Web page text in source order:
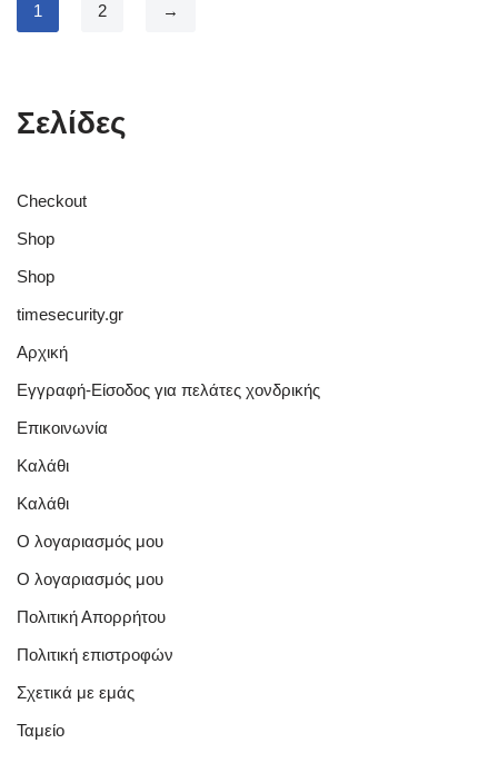
1 2 →
Σελίδες
Checkout
Shop
Shop
timesecurity.gr
Αρχική
Εγγραφή-Είσοδος για πελάτες χονδρικής
Επικοινωνία
Καλάθι
Καλάθι
Ο λογαριασμός μου
Ο λογαριασμός μου
Πολιτική Απορρήτου
Πολιτική επιστροφών
Σχετικά με εμάς
Ταμείο